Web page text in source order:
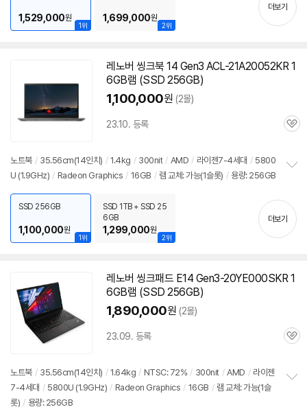
1위
1,529,000원
2위
1,699,000원
더보기
레노버 씽크북 14 Gen3 ACL-21A20052KR 1
6GB램 (SSD 256GB)
1,100,000원 (2몰)
23.10. 등록
관
노트북 / 35.56cm(14인치) / 1.4kg / 300nit / AMD / 라이젠7-4세대 / 5800
U (1.9GHz) / Radeon Graphics / 16GB / 램 교체: 가능(1슬롯) / 용량: 256GB
치
기
1위
SSD 256GB
1,100,000원
2위
SSD 1TB + SSD 25
6GB
1,299,000원
더보기
레노버 씽크패드 E14 Gen3-20YE000SKR 1
6GB램 (SSD 256GB)
1,890,000원 (2몰)
23.09. 등록
관
노트북 / 35.56cm(14인치) / 1.64kg / NTSC: 72% / 300nit / AMD / 라이젠
7-4세대 / 5800U (1.9GHz) / Radeon Graphics / 16GB / 램 교체: 가능(1슬
롯) / 용량: 256GB